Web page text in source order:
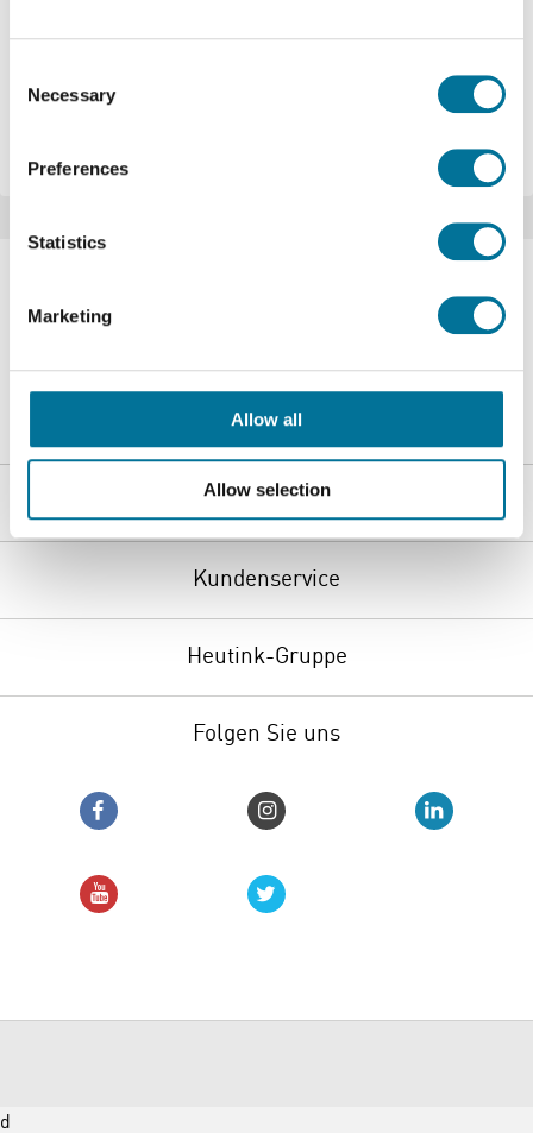
Selection
Necessary
Preferences
Statistics
Marketing
Allow all
Allow selection
lassen Sie sich von unserem umfangreichen Sortiment zu
Über Techni Science
Shop
Kundenservice
Heutink-Gruppe
Folgen Sie uns
d